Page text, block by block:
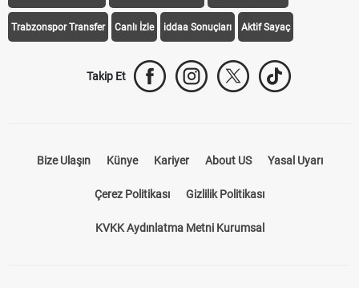
Trabzonspor Transfer Canlı İzle iddaa Sonuçları Aktif Sayaç
Takip Et
Bize Ulaşın Künye Kariyer About US Yasal Uyarı
Çerez Politikası Gizlilik Politikası
KVKK Aydınlatma Metni Kurumsal